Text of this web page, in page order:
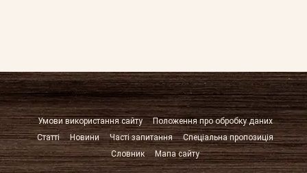
Умови використання сайту
Положення про обробку даних
Статті
Новини Часті запитання
Спеціальна пропозиція
Словник
Мапа сайту